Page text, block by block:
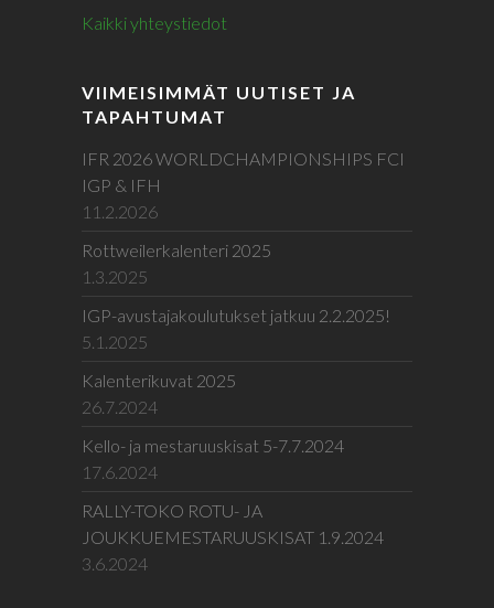
Kaikki yhteystiedot
VIIMEISIMMÄT UUTISET JA
TAPAHTUMAT
IFR 2026 WORLDCHAMPIONSHIPS FCI
IGP & IFH
11.2.2026
Rottweilerkalenteri 2025
1.3.2025
IGP-avustajakoulutukset jatkuu 2.2.2025!
5.1.2025
Kalenterikuvat 2025
26.7.2024
Kello- ja mestaruuskisat 5-7.7.2024
17.6.2024
RALLY-TOKO ROTU- JA
JOUKKUEMESTARUUSKISAT 1.9.2024
3.6.2024